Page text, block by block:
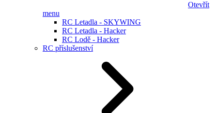
Otevřít
menu
RC Letadla - SKYWING
RC Letadla - Hacker
RC Lodě - Hacker
RC příslušenství